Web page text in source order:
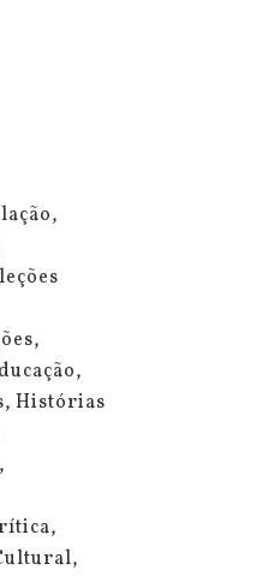
Histórias